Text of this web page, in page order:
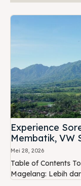
Experience
Membatik, VW
Mei 28, 2026
Table of Contents
Magelang: Lebih